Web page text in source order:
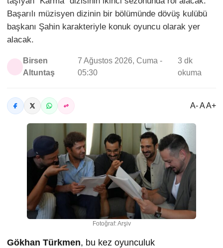
Başarılı müzisyen dizinin bir bölümünde dövüş kulübü
başkanı Şahin karakteriyle konuk oyuncu olarak yer
alacak.
Birsen
Altuntaş
7 Ağustos 2026, Cuma -
05:30
3 dk
okuma
A- A A+
Fotoğraf: Arşiv
Gökhan Türkmen, bu kez oyunculuk